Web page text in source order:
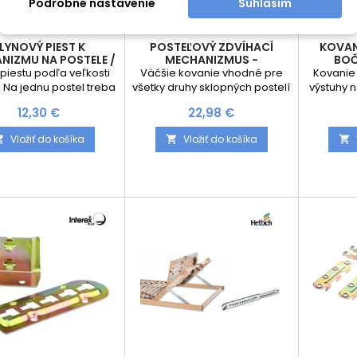
PIEST K
NA POSTELE /
360 MM
podľa veľkosti
jednu postel treba
aj zdvíhací
Dĺžka piestu 360
mm
Cena
12,30 €
Vložiť do košíka
POSTEĽOVÝ ZDVÍHACÍ
MECHANIZMUS -
OTVÁRANIE NA DĹŽKU /
SADA
Väčšie kovanie vhodné pre
všetky druhy sklopných postelí
kovania sú zapustené. Pružina
2,8x21x165x47. Menší zdvyh
Otváranie na dĺžku Povrchová
Cena
22,98 €
 Vložiť do košíka
výstuhy
rám
